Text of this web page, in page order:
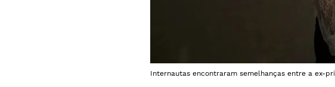
Internautas encontraram semelhanças entre a ex-